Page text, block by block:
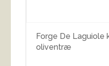
Forge De
oliventræ